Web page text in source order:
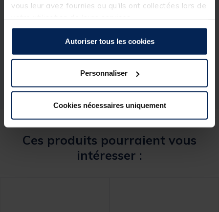
vous leur avez fournies ou qu'ils ont collectées lors de
Autoriser tous les cookies
Personnaliser
Cookies nécessaires uniquement
Réf.
251117-1
SENSAS
Ces produits pourraient vous
intéresser :